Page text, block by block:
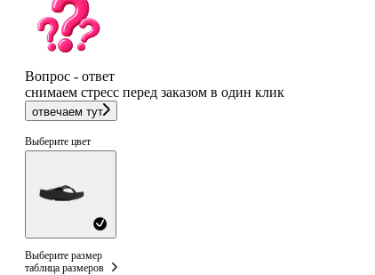
Вопрос - ответ
снимаем стресс перед заказом в один клик
отвечаем тут
Выберите цвет
Выберите размер
таблица размеров